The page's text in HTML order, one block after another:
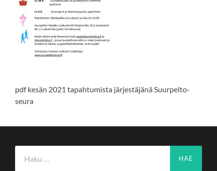
pdf kesän 2021 tapahtumista järjestäjänä Suurpelto-
seura